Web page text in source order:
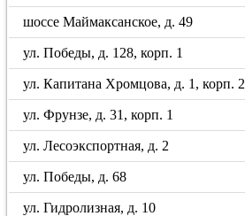
шоссе Маймаксанское, д. 49
ул. Победы, д. 128, корп. 1
ул. Капитана Хромцова, д. 1, корп. 2
ул. Фрунзе, д. 31, корп. 1
ул. Лесоэкспортная, д. 2
ул. Победы, д. 68
ул. Гидролизная, д. 10